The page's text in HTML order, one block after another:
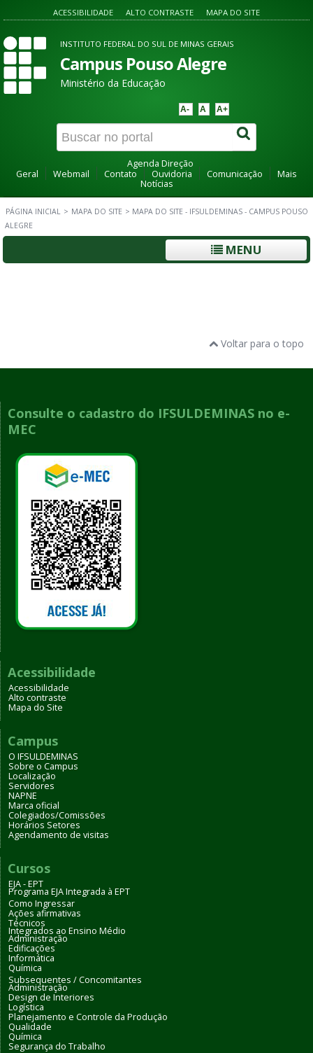
ACESSIBILIDADE ALTO CONTRASTE MAPA DO SITE
INSTITUTO FEDERAL DO SUL DE MINAS GERAIS
Campus Pouso Alegre
Ministério da Educação
A- A A+
Agenda Direção
Geral
Webmail Contato Ouvidoria Comunicação
Mais
Notícias
PÁGINA INICIAL > MAPA DO SITE > MAPA DO SITE - IFSULDEMINAS - CAMPUS POUSO
ALEGRE
MENU
Voltar para o topo
Consulte o cadastro do IFSULDEMINAS no e-
MEC
Acessibilidade
Acessibilidade
Alto contraste
Mapa do Site
Campus
O IFSULDEMINAS
Sobre o Campus
Localização
Servidores
NAPNE
Marca oficial
Colegiados/Comissões
Horários Setores
Agendamento de visitas
Cursos
EJA - EPT
Programa EJA Integrada à EPT
Como Ingressar
Ações afirmativas
Técnicos
Integrados ao Ensino Médio
Administração
Edificações
Informática
Química
Subsequentes / Concomitantes
Administração
Design de Interiores
Logística
Planejamento e Controle da Produção
Qualidade
Química
Segurança do Trabalho